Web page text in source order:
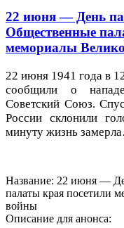
22 июня — День
Общественные
мемориалы
22 июня 1941 года в
сообщили о
Советский Союз.
России склонили
минуту жизнь
Название: 22 июня —
палаты края посетили
войны
Описание для анонса: